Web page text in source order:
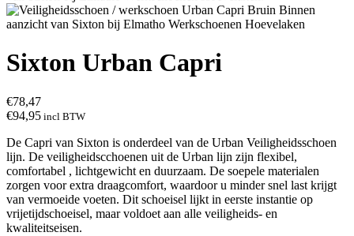
Sixton Urban Capri
€78,47
€94,95 incl BTW
De Capri van Sixton is onderdeel van de Urban Veiligheidsschoen
lijn. De veiligheidscchoenen uit de Urban lijn zijn flexibel,
comfortabel , lichtgewicht en duurzaam. De soepele materialen
zorgen voor extra draagcomfort, waardoor u minder snel last krijgt
van vermoeide voeten. Dit schoeisel lijkt in eerste instantie op
vrijetijdschoeisel, maar voldoet aan alle veiligheids- en
kwaliteitseisen.